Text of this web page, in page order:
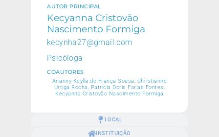
LOCAL
INSTITUIÇÃO
AUTOR PRINCIPAL
Kecyanna Cristovão
Nascimento Formiga
kecynha27@gmail.com
Psicóloga
COAUTORES
Arianny Keylla de França Sousa; Christianne
Urtiga Rocha, Patrícia Doris Farias Fontes;
Kecyanna Cristovão Nascimento Formiga